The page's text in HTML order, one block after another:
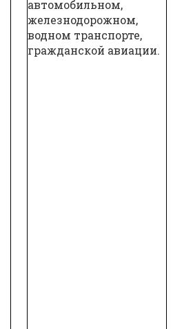
автомобильном,
железнодорожном,
водном транспорте,
гражданской авиации.